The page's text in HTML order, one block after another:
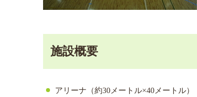
施設概要
アリーナ（約30メートル×40メートル）